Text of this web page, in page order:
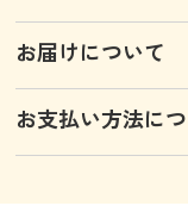
お届けについて
お支払い方法に